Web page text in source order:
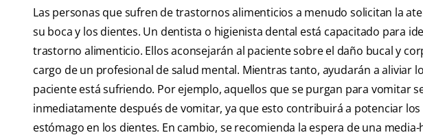
Las personas que sufren de trastornos alimenticios a menudo solicitan la
su boca y los dientes. Un dentista o higienista dental está capacitado para
trastorno alimenticio. Ellos aconsejarán al paciente sobre el daño bucal y
cargo de un profesional de salud mental. Mientras tanto, ayudarán a aliviar
paciente está sufriendo. Por ejemplo, aquellos que se purgan para vomitar
inmediatamente después de vomitar, ya que esto contribuirá a potenciar
estómago en los dientes. En cambio, se recomienda la espera de una